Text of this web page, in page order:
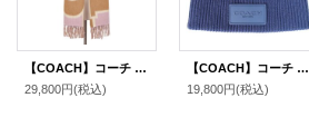
【COACH】コーチ ウール ロゴ リバーシブル カラーブロック オーバーサイズ マフラー トープ（日本未発売）
29,800円(税込)
【COACH】コーチ ウール ニット ロゴ ビーニー キャップ 帽子 ネイビー（日本未発売）
19,800円(税込)